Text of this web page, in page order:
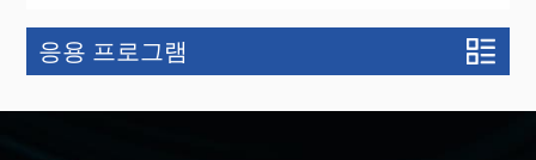
응용 프로그램